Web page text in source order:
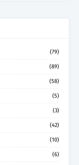
(79)
(89)
(58)
(5)
(3)
(42)
(10)
(6)